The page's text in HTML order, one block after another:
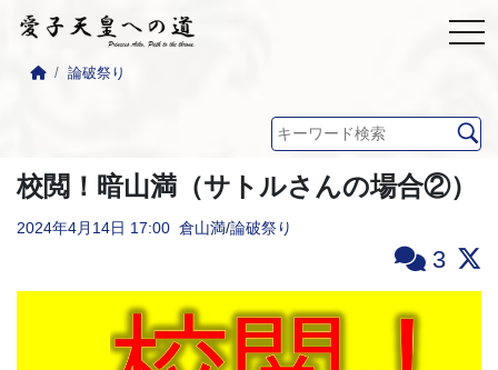
論破祭り
校閲！暗山満（サトルさんの場合②）
2024年4月14日 17:00 倉山満/論破祭り
3